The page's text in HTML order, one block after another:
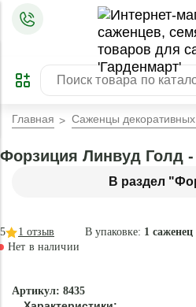
ПРЕДЗАКАЗ
ЗАБРОНИРОВАТЬ
ЛУЧШЕЕ
Главная Саженцы декоративных
В раздел
Форзиция Линвуд Голд
В упаковке: 1 саженец
5 1 отзыв
Нет в наличии
Артикул: 8435